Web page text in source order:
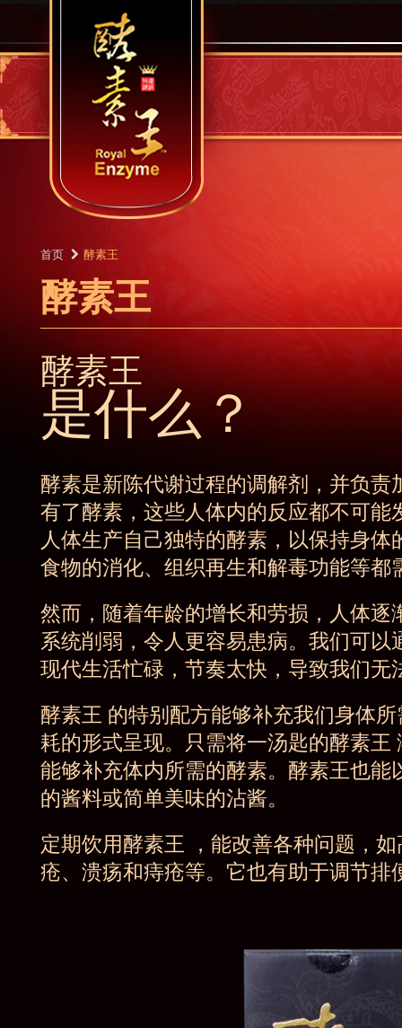
首页 酵素王
酵素王
酵素王
是什么？
酵素是新陈代谢过程的调解剂，并负
有了酵素，这些人体内的反应都不可能
人体生产自己独特的酵素，以保持身
食物的消化、组织再生和解毒功能等都
然而，随着年龄的增长和劳损，人体
系统削弱，令人更容易患病。我们可
现代生活忙碌，节奏太快，导致我们无
酵素王 的特别配方能够补充我们身体
耗的形式呈现。只需将一汤匙的酵素
能够补充体内所需的酵素。酵素王也
的酱料或简单美味的沾酱。
定期饮用酵素王 ，能改善各种问题，
疮、溃疡和痔疮等。它也有助于调节排